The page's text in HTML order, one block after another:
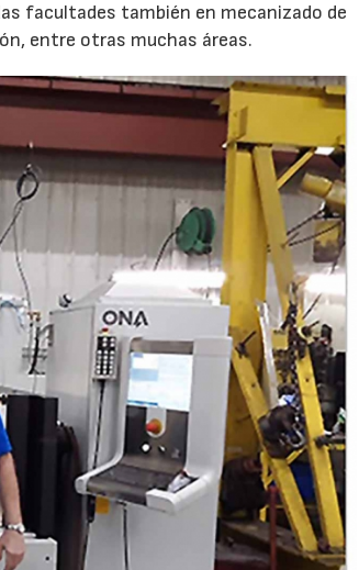
facultades también en mecanizado de
entre otras muchas áreas.